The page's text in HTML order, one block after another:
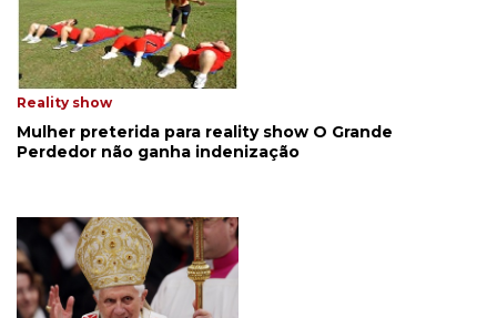
Reality show
Mulher preterida para reality show O Grande
Perdedor não ganha indenização